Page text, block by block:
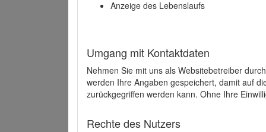
Anzeige des Lebenslaufs
Umgang mit Kontaktdaten
Nehmen Sie mit uns als Websitebetreiber
werden Ihre Angaben gespeichert, damit auf
zurückgegriffen werden kann. Ohne Ihre
Rechte des Nutzers